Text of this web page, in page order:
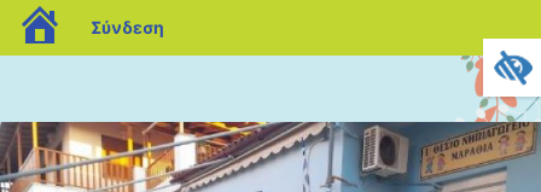
blogs.sch.gr
Σύνδεση